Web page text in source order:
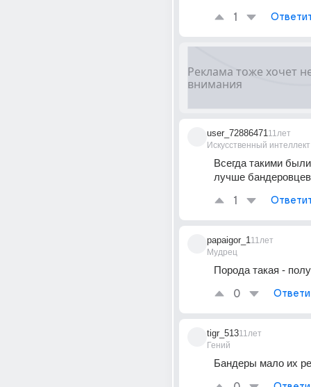
1
user_72886471
Искусственный интеллект
11лет
Всегда такими
лучше
1
papaigor_1
Мудрец
11лет
Порода такая -
0
tigr_513
Гений
11лет
Бандеры мало их